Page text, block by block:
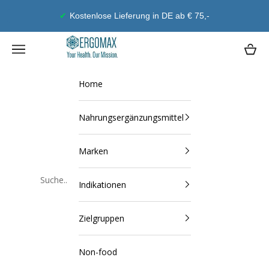
Geld-Zurück-Garantie
Ergomax
Navigationsmenü öffnen
Home
Nahrungsergänzungsmittel
Marken
Indikationen
Zielgruppen
Non-food